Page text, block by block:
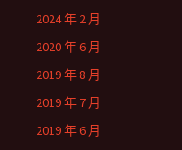
2024 年 2 月
2020 年 6 月
2019 年 8 月
2019 年 7 月
2019 年 6 月